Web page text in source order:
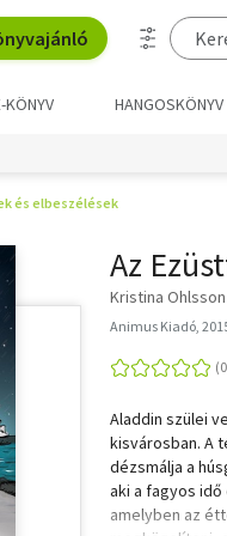
KÖNYV HANGOSKÖNYV
és elbeszélések
Az
Kristina Ohlsson
Animus Kiadó,
Aladdin szülei
kisvárosban. A
dézsmálja a
aki a fagyos
amelyben az